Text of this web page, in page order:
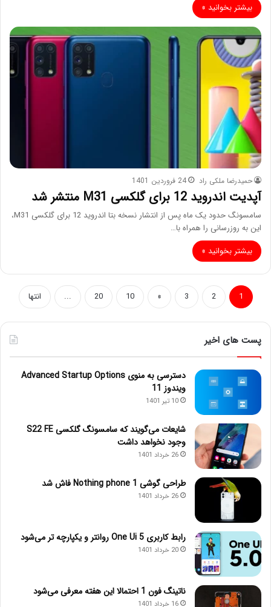
بیشتر بخوانید »
حمیدرضا ملکی راد 24 فروردین 1401
آپدیت اندروید 12 برای گلکسی M31 منتشر شد
سامسونگ حدود یک ماه پس از انتشار نسخه بتا اندروید 12 برای گلکسی M31،
این به روزرسانی را همراه با…
بیشتر بخوانید »
1
2
3
»
10
20
... انتها
پست های اخیر
دسترسی به منوی Advanced Startup Options
ویندوز 11
10 تیر 1401
شایعات می‌گویند که سامسونگ گلکسی S22 FE
وجود نخواهد داشت
26 خرداد 1401
طراحی گوشی Nothing phone 1 فاش شد
26 خرداد 1401
رابط کاربری One Ui 5 روانتر و یکپارچه تر می‌شود
20 خرداد 1401
ناتینگ فون 1 احتمالا این هفته معرفی می‌شود
16 خرداد 1401